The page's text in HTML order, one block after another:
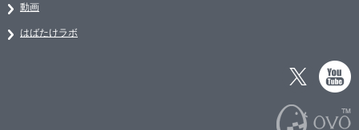
動画
はばたけラボ